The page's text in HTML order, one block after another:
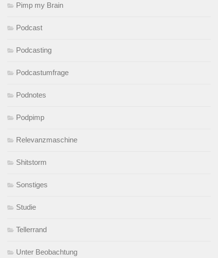
Pimp my Brain
Podcast
Podcasting
Podcastumfrage
Podnotes
Podpimp
Relevanzmaschine
Shitstorm
Sonstiges
Studie
Tellerrand
Unter Beobachtung